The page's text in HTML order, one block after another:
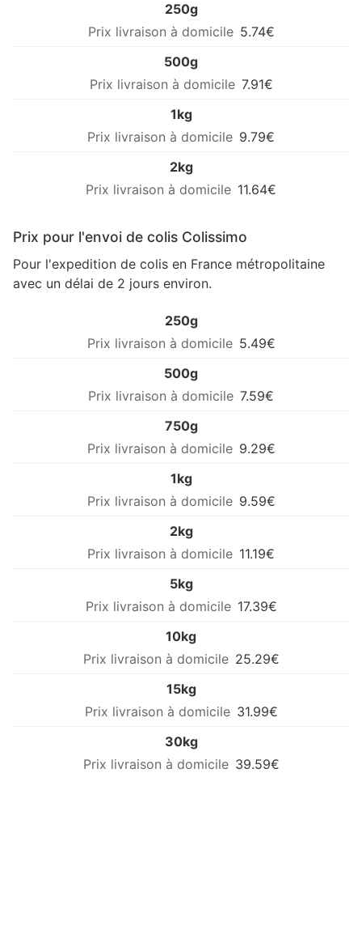
250g
5.74€
500g
7.91€
1kg
9.79€
2kg
11.64€
Prix pour l'envoi de colis Colissimo
Pour l'expedition de colis en France métropolitaine
avec un délai de 2 jours environ.
250g
5.49€
500g
7.59€
750g
9.29€
1kg
9.59€
2kg
11.19€
5kg
17.39€
10kg
25.29€
15kg
31.99€
30kg
39.59€